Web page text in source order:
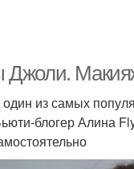
Джоли.
из самых
блогер Алина